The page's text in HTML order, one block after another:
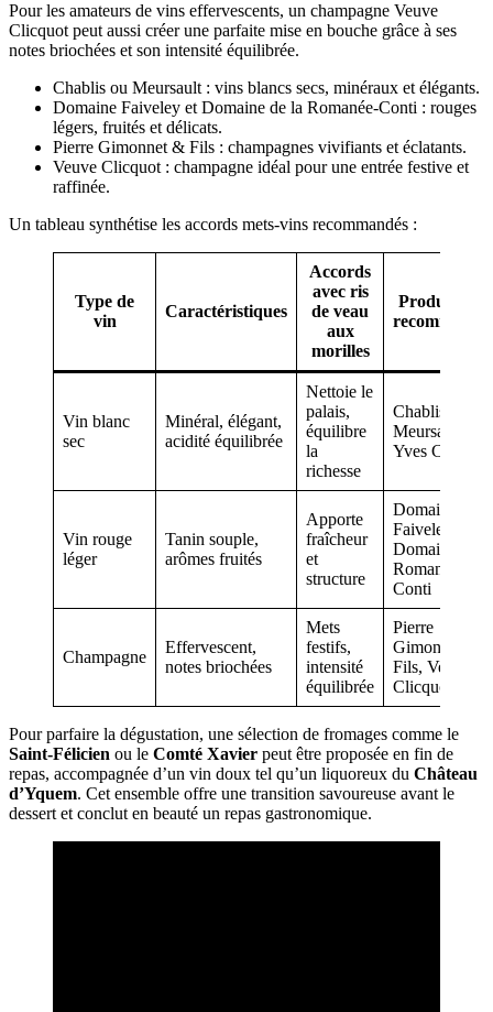
Pour les amateurs de vins effervescents, un champagne Veuve
Clicquot peut aussi créer une parfaite mise en bouche grâce à ses
notes briochées et son intensité équilibrée.
Chablis ou Meursault : vins blancs secs, minéraux et élégants.
Domaine Faiveley et Domaine de la Romanée-Conti : rouges
légers, fruités et délicats.
Pierre Gimonnet & Fils : champagnes vivifiants et éclatants.
Veuve Clicquot : champagne idéal pour une entrée festive et
raffinée.
Un tableau synthétise les accords mets-vins recommandés :
Type de
vin
Caractéristiques
Accords
avec ris
de veau
aux
morilles
Producteurs
Vin blanc
sec
Minéral, élégant,
acidité équilibrée
Nettoie le
palais,
équilibre
la
richesse
Chablis,
Meursault,
Yves
Vin rouge
léger
Tanin souple,
arômes fruités
Apporte
fraîcheur
et
structure
Domaine
Faiveley,
Domaine de la
Romanée-
Conti
Champagne
Effervescent,
notes briochées
Mets
festifs,
intensité
équilibrée
Pierre
Gimonnet &
Fils, Veuve
Clicquot
Pour parfaire la dégustation, une sélection de fromages comme le
Saint-Félicien ou le Comté Xavier peut être proposée en fin de
repas, accompagnée d’un vin doux tel qu’un liquoreux du Château
d’Yquem. Cet ensemble offre une transition savoureuse avant le
dessert et conclut en beauté un repas gastronomique.